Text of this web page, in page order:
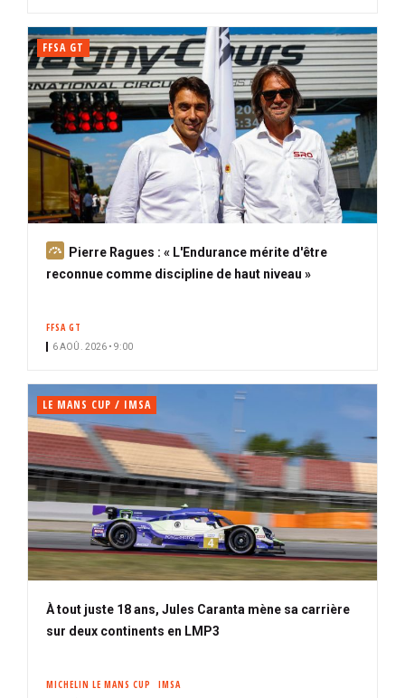
FFSA GT
A
b
Pierre Ragues : « L'Endurance mérite d'être
reconnue comme discipline de haut niveau »
FFSA GT
6 AOÛ. 2026 • 9:00
LE MANS CUP / IMSA
À tout juste 18 ans, Jules Caranta mène sa carrière
sur deux continents en LMP3
MICHELIN LE MANS CUP IMSA